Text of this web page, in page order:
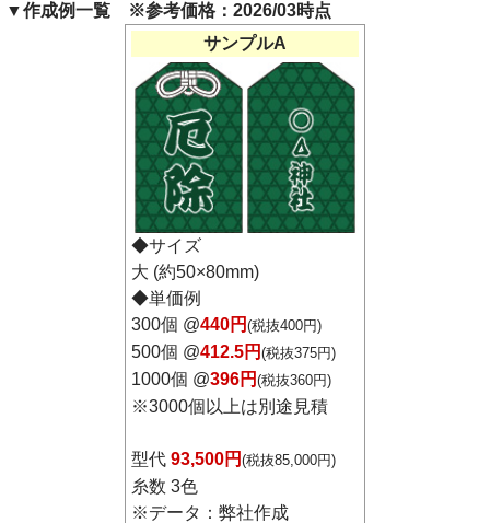
▼作成例一覧
※参考価格：2026/03時点
サンプルA
◆サイズ
大 (約50×80mm)
◆単価例
300個 @440円 (税抜400円)
500個 @412.5円 (税抜375円)
1000個 @396円 (税抜360円)
※3000個以上は別途見積
型代 93,500円 (税抜85,000円)
糸数 3色
※データ：弊社作成